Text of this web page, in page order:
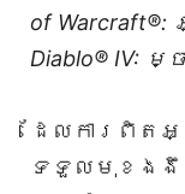
of
Diablo® IV:
ដែលការពិត
ទទួលមុខងងឹ